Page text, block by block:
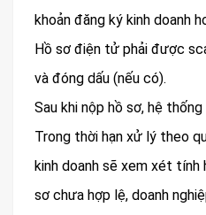
khoản đăng ký kinh doanh
Hồ sơ điện tử phải được
và đóng dấu (nếu có).
Sau khi nộp hồ sơ, hệ
Trong thời hạn xử lý theo
kinh doanh sẽ xem xét tính
sơ chưa hợp lệ, doanh